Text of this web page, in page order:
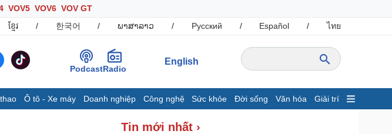
VOV5 VOV6 VOV GT
ខ្មែរ / 한국어 / ພາສາລາວ / Русский / Español / ไทย
PodcastRadio
English
Ô tô - Xe máy Doanh nghiệp Công nghệ Sức khỏe Đời sống Văn hóa Giải trí
Kinh tế
Tin mới nhất ›